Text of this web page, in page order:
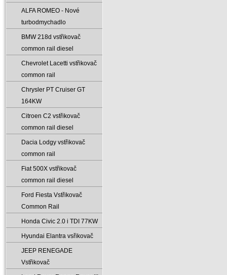
ALFA ROMEO - Nové
turbodmychadlo
BMW 218d vstřikovač
common rail diesel
Chevrolet Lacetti vstřikovač
common rail
Chrysler PT Cruiser GT
164KW
Citroen C2 vstřikovač
common rail diesel
Dacia Lodgy vstřikovač
common rail
Fiat 500X vstřikovač
common rail diesel
Ford Fiesta Vstřikovač
Common Rail
Honda Civic 2.0 i TDI 77KW
Hyundai Elantra vsřikovač
JEEP RENEGADE
Vstřikovač